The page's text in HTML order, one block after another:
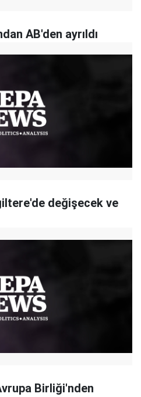
AB'den ayrıldı
değişecek ve
Birliği'nden